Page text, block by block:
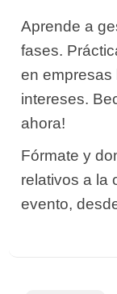
Aprende a
fases.
en empresas
intereses.
ahora!
Fórmate y
relativos a la
evento,